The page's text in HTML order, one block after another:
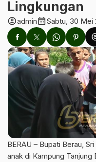
Lingkungan
account_circleadmincalendar_monthSabtu, 30 Mei
BERAU – Bupati Berau,
anak di Kampung